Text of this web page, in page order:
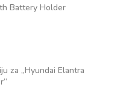
Battery Holder
za „Hyundai Elantra